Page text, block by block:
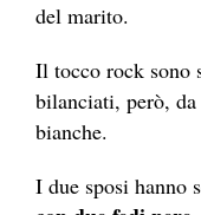
del marito.
Il tocco rock sono
bilanciati, però,
bianche.
I due sposi hanno